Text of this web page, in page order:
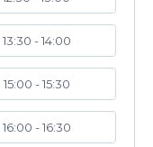
13:30 - 14:00
15:00 - 15:30
16:00 - 16:30